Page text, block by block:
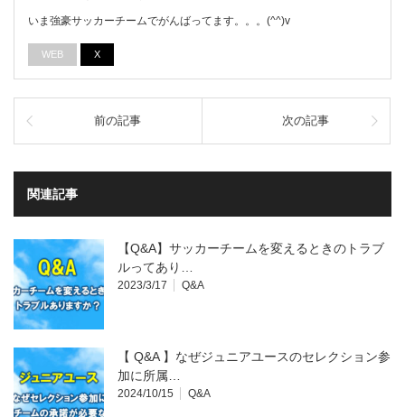
いま強豪サッカーチームでがんばってます。。。(^^)v
WEB X
前の記事 次の記事
関連記事
【Q&A】サッカーチームを変えるときのトラブ
ルってあり…
2023/3/17 Q&A
【 Q&A 】なぜジュニアユースのセレクション参
加に所属…
2024/10/15 Q&A